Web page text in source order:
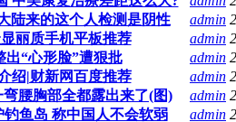
陆来的这个人检测是阴性
admin
丽质手机平板推荐
admin
出“心形脸”遭狠批
admin
绍|财新网百度推荐
admin
腰胸部全都露出来了(图)
admin
鱼岛 称中国人不会软弱
admin